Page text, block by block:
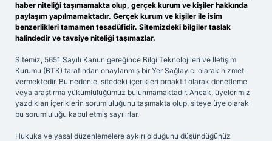
haber niteliği taşımamakta olup, gerçek kurum ve kişiler hakkında
paylaşım yapılmamaktadır. Gerçek kurum ve kişiler ile isim
benzerlikleri tamamen tesadüfidir. Sitemizdeki bilgiler taslak
halindedir ve tavsiye niteliği taşımazlar.
Sitemiz, 5651 Sayılı Kanun gereğince Bilgi Teknolojileri ve İletişim
Kurumu (BTK) tarafından onaylanmış bir Yer Sağlayıcı olarak hizmet
vermektedir. Bu nedenle, sitedeki içerikleri proaktif olarak denetleme
veya araştırma yükümlülüğümüz bulunmamaktadır. Ancak, üyelerimiz
yazdıkları içeriklerin sorumluluğunu taşımakta olup, siteye üye olarak
bu sorumluluğu kabul etmiş sayılırlar.
Hukuka ve yasal düzenlemelere aykırı olduğunu düşündüğünüz